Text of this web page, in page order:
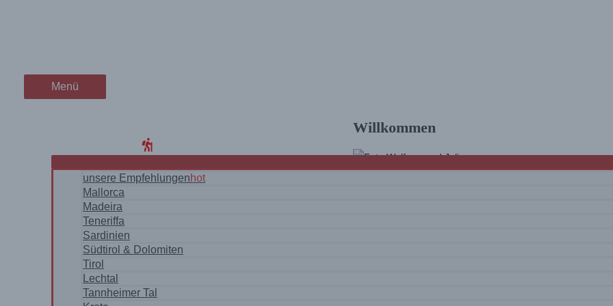
Menü
Menü
unsere Empfehlungenhot
Mallorca
Madeira
Teneriffa
Sardinien
Südtirol & Dolomiten
Tirol
Lechtal
Tannheimer Tal
Willkommen